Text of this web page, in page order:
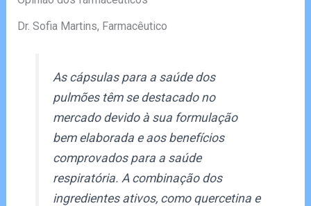
Dr. Sofia Martins, Farmacêutico
As cápsulas para a saúde dos
pulmões têm se destacado no
mercado devido à sua formulação
bem elaborada e aos benefícios
comprovados para a saúde
respiratória. A combinação dos
ingredientes ativos, como quercetina e